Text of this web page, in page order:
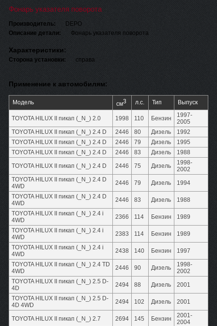
Фонарь указателя поворота
Производитель:
DEPO
Описание детали:
Фонарь указателя поворота
Характеристики:
Сторона установки: справа
Применение к автомобилям:
Модель см3 л.с. Тип Выпуск
TOYOTA HILUX II пикап (_N_) 2.0 1998 110 Бензин
1997-
2005
TOYOTA HILUX II пикап (_N_) 2.4 D
2446 80 Дизель
1992
TOYOTA HILUX II пикап (_N_) 2.4 D
2446 79 Дизель
1995
TOYOTA HILUX II пикап (_N_) 2.4 D
2446 83 Дизель
1988
TOYOTA HILUX II пикап (_N_) 2.4 D
2446 75 Дизель
1998-
2002
TOYOTA HILUX II пикап (_N_) 2.4 D
4WD
2446 79 Дизель
1994
TOYOTA HILUX II пикап (_N_) 2.4 D
4WD
2446 83 Дизель
1988
TOYOTA HILUX II пикап (_N_) 2.4 i
4WD
2366 114 Бензин
1989
TOYOTA HILUX II пикап (_N_) 2.4 i
4WD
2383 114 Бензин
1989
TOYOTA HILUX II пикап (_N_) 2.4 i
4WD
2438 140 Бензин
1997
TOYOTA HILUX II пикап (_N_) 2.4 TD
4WD
2446 90 Дизель
1998-
2002
TOYOTA HILUX II пикап (_N_) 2.5 D-
4D
2494 88 Дизель
2001
TOYOTA HILUX II пикап (_N_) 2.5 D-
4D 4WD
2494 102 Дизель 2001
TOYOTA HILUX II пикап (_N_) 2.7 2694 145 Бензин
2001-
2004